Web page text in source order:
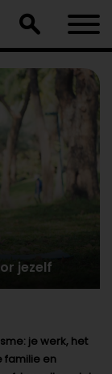
jezelf
je werk, het
familie en